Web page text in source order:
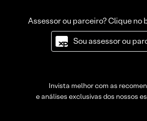
Assessor ou parceiro? Clique no
Sou assessor ou
Invista melhor com as
e análises exclusivas dos nossos